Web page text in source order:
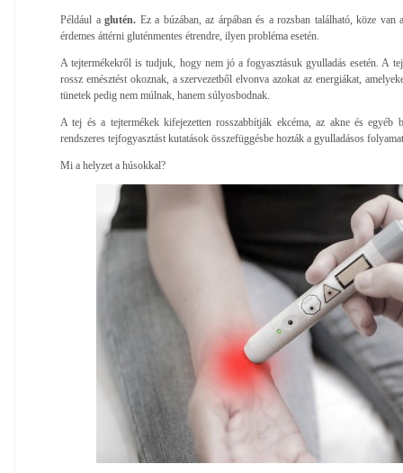
Például aglutén. Ez a búzában, az árpában és a rozsban található, köze van
érdemes áttérni gluténmentes étrendre, ilyen probléma esetén.
A tejtermékekről is tudjuk, hogy nem jó a fogyasztásuk gyulladás esetén. A
rossz emésztést okoznak, a szervezetből elvonva azokat az energiákat,
tünetek pedig nem múlnak, hanem súlyosbodnak.
A tej és a tejtermékek kifejezetten rosszabbítják ekcéma, az akne és egyéb
rendszeres tejfogyasztást kutatások összefüggésbe hozták a gyulladásos
Mi a helyzet a húsokkal?